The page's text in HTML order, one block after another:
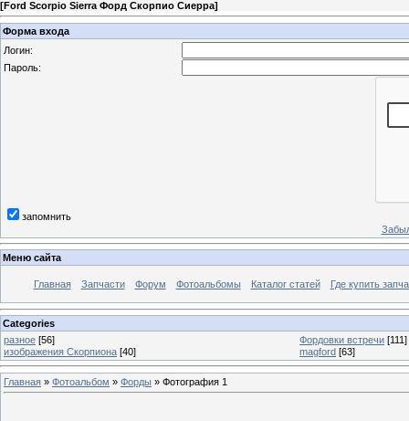
[Ford Scorpio Sierra Форд Скорпио Сиерра]
Форма входа
Логин:
Пароль:
запомнить
Меню сайта
Главная Запчасти Форум Фотоальбомы Каталог статей Где купить
Categories
разное [56] Фордовки встречи [111]
изображения Скорпиона [40] magford [63]
Главная » Фотоальбом » Форды » Фотография 1